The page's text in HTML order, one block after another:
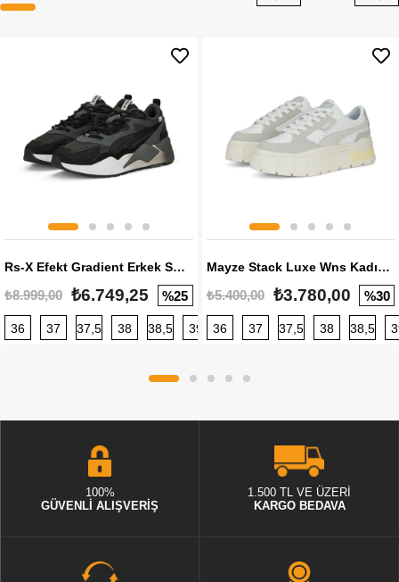
Rs-X Efekt Gradient Erkek Sneaker
₺8.999,00 ₺6.749,25 %25
36 37 37,5 38 38,5 39 40 40,5 41 42 42,5
Mayze Stack Luxe Wns Kadın Sneaker
₺5.400,00 ₺3.780,00 %30
36 37 37,5 38 38,5
100%
GÜVENLİ ALIŞVERİŞ
1.500 TL VE ÜZERİ
KARGO BEDAVA